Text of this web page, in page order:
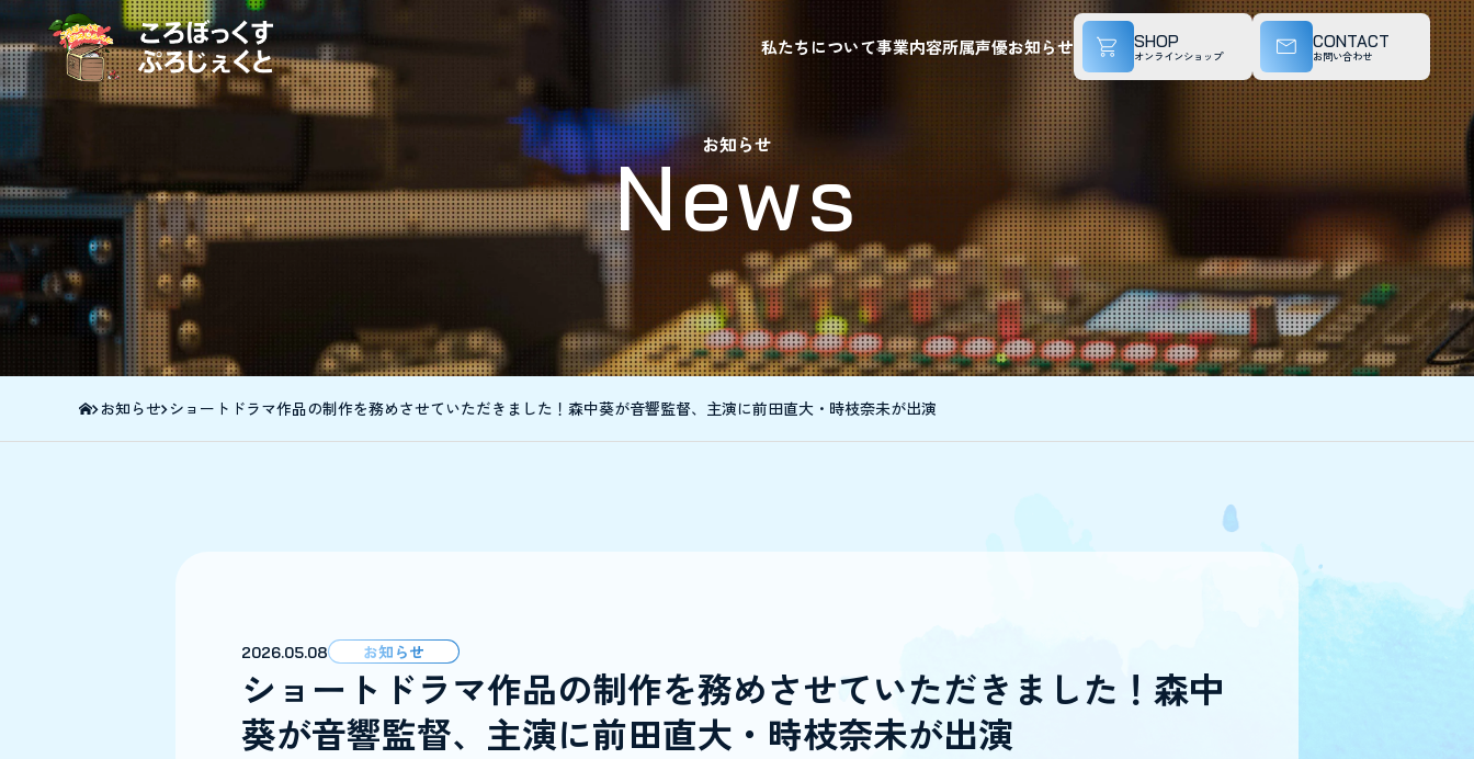
to
the
content
私たちについて事業内容所属声優お知らせ SHOP
オンラインショップ
CONTACT
お問い合わせ
お知らせ
News
お知らせ ショートドラマ作品の制作を務めさせていただきました！森中葵が音響監督、主演に前田直大・時枝奈未が出演
2026.05.08 お知らせ
ショートドラマ作品の制作を務めさせていただきました！森中
葵が音響監督、主演に前田直大・時枝奈未が出演